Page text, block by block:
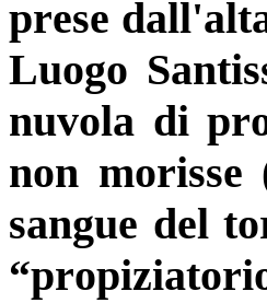
prese
Luogo
nuvola di
non
sangue del